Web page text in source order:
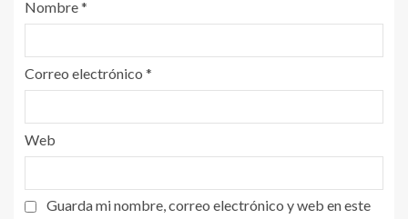
Nombre*
Correo electrónico *
Web
Guarda mi nombre, correo electrónico y web en este